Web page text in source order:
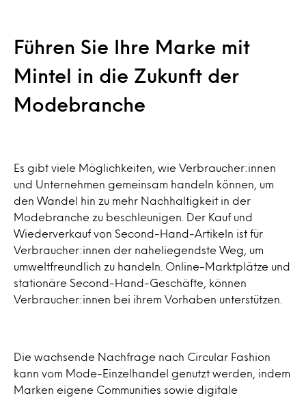
Führen Sie Ihre Marke mit
Mintel in die Zukunft der
Modebranche
Es gibt viele Möglichkeiten, wie Verbraucher:innen
und Unternehmen gemeinsam handeln können, um
den Wandel hin zu mehr Nachhaltigkeit in der
Modebranche zu beschleunigen. Der Kauf und
Wiederverkauf von Second-Hand-Artikeln ist für
Verbraucher:innen der naheliegendste Weg, um
umweltfreundlich zu handeln. Online-Marktplätze und
stationäre Second-Hand-Geschäfte, können
Verbraucher:innen bei ihrem Vorhaben unterstützen.
Die wachsende Nachfrage nach Circular Fashion
kann vom Mode-Einzelhandel genutzt werden, indem
Marken eigene Communities sowie digitale